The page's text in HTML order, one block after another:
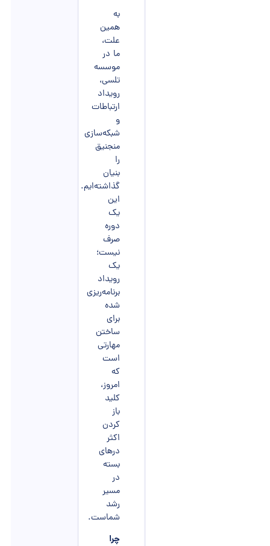
به
همین
علت،
ما در
موسسه
تلسی،
رویداد
ارتباطات
و
شبکه‌سازی
منجنیق
را
بنیان
گذاشته‌ایم.
این
یک
دوره
صرف
نیست؛
یک
رویداد
برنامه‌ریزی
شده
برای
ساختن
مهارتی
است
که
امروز،
کلید
باز
کردن
اکثر
درهای
بسته
در
مسیر
رشد
شماست.
چرا